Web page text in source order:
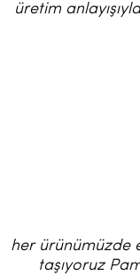
üretim
her ürünümüzde
taşıyoruz